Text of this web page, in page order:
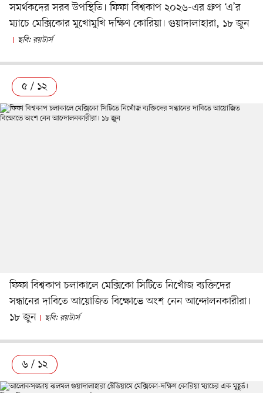
সমর্থকদের সরব উপস্থিতি। ফিফা বিশ্বকাপ ২০২৬-এর গ্রুপ ‘এ’র
ম্যাচে মেক্সিকোর মুখোমুখি দক্ষিণ কোরিয়া। গুয়াদালাহারা, ১৮ জুন
ছবি: রয়টার্স
৫ / ১২
ফিফা বিশ্বকাপ চলাকালে মেক্সিকো সিটিতে নিখোঁজ ব্যক্তিদের
সন্ধানের দাবিতে আয়োজিত বিক্ষোভে অংশ নেন আন্দোলনকারীরা।
১৮ জুন
ছবি: রয়টার্স
৬ / ১২